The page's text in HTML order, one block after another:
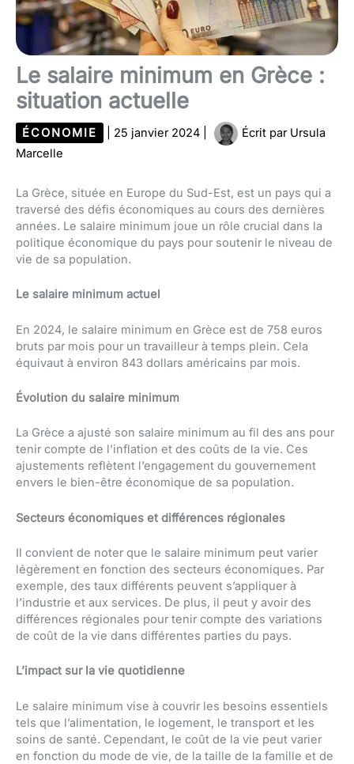
Le salaire minimum en Grèce :
situation actuelle
ÉCONOMIE 25 janvier 2024 Écrit par Ursula
Marcelle
La Grèce, située en Europe du Sud-Est, est un pays qui a
traversé des défis économiques au cours des dernières
années. Le salaire minimum joue un rôle crucial dans la
politique économique du pays pour soutenir le niveau de
vie de sa population.
Le salaire minimum actuel
En 2024, le salaire minimum en Grèce est de 758 euros
bruts par mois pour un travailleur à temps plein. Cela
équivaut à environ 843 dollars américains par mois.
Évolution du salaire minimum
La Grèce a ajusté son salaire minimum au fil des ans pour
tenir compte de l’inflation et des coûts de la vie. Ces
ajustements reflètent l’engagement du gouvernement
envers le bien-être économique de sa population.
Secteurs économiques et différences régionales
Il convient de noter que le salaire minimum peut varier
légèrement en fonction des secteurs économiques. Par
exemple, des taux différents peuvent s’appliquer à
l’industrie et aux services. De plus, il peut y avoir des
différences régionales pour tenir compte des variations
de coût de la vie dans différentes parties du pays.
L’impact sur la vie quotidienne
Le salaire minimum vise à couvrir les besoins essentiels
tels que l’alimentation, le logement, le transport et les
soins de santé. Cependant, le coût de la vie peut varier
en fonction du mode de vie, de la taille de la famille et de